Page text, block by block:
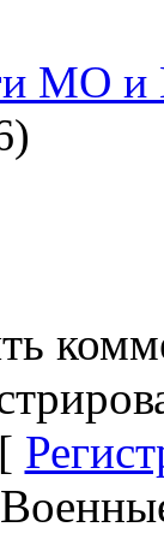
МО
[